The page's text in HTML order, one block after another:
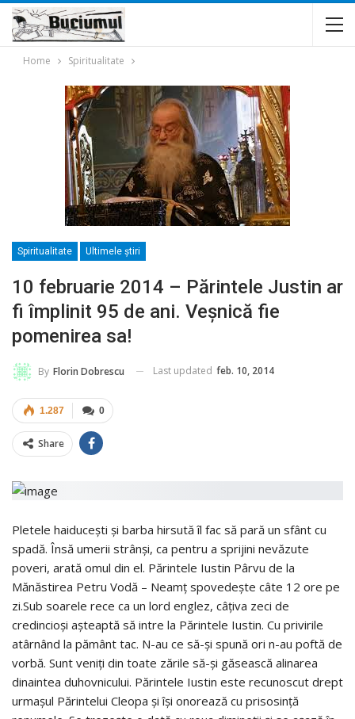
Home Spiritualitate
Spiritualitate Ultimele ştiri
10 februarie 2014 – Părintele Justin ar
fi împlinit 95 de ani. Veşnică fie
pomenirea sa!
By Florin Dobrescu Last updated feb. 10, 2014
0
1.287
Share
Pletele haiduceşti şi barba hirsută îl fac să pară un sfânt cu
spadă. Însă umerii strânşi, ca pentru a sprijini nevăzute
poveri, arată omul din el. Părintele Iustin Pârvu de la
Mănăstirea Petru Vodă – Neamţ spovedeşte câte 12 ore pe
zi.Sub soarele rece ca un lord englez, câţiva zeci de
credincioşi aşteaptă să intre la Părintele Iustin. Cu privirile
atârnând la pământ tac. N-au ce să-şi spună ori n-au poftă de
vorbă. Sunt veniţi din toate zările să-şi găsească alinarea
dinaintea duhovnicului. Părintele Iustin este recunoscut drept
urmaşul Părintelui Cleopa şi îşi onorează cu prisosinţă